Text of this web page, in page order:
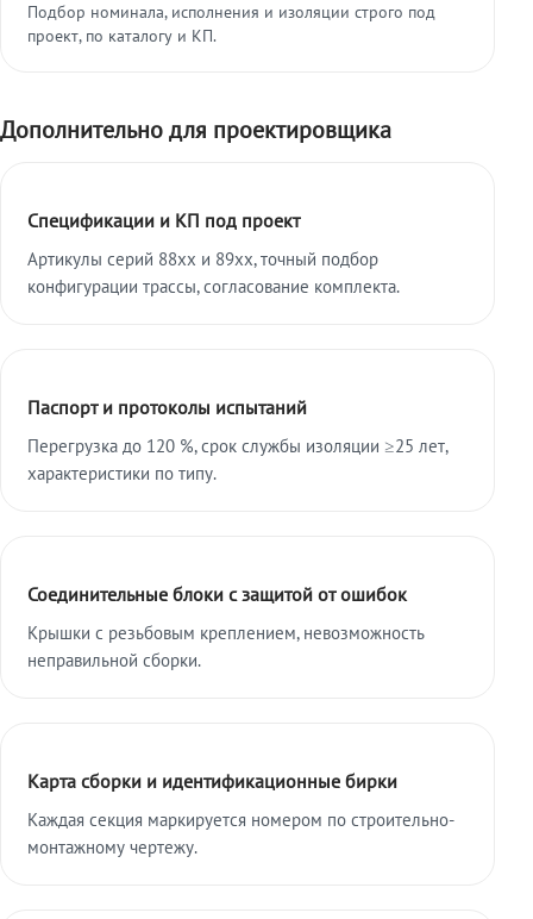
Подбор номинала, исполнения и изоляции строго под
проект, по каталогу и КП.
Дополнительно для проектировщика
Спецификации и КП под проект
Артикулы серий 88xx и 89xx, точный подбор
конфигурации трассы, согласование комплекта.
Паспорт и протоколы испытаний
Перегрузка до 120 %, срок службы изоляции ≥25 лет,
характеристики по типу.
Соединительные блоки с защитой от ошибок
Крышки с резьбовым креплением, невозможность
неправильной сборки.
Карта сборки и идентификационные бирки
Каждая секция маркируется номером по строительно-
монтажному чертежу.